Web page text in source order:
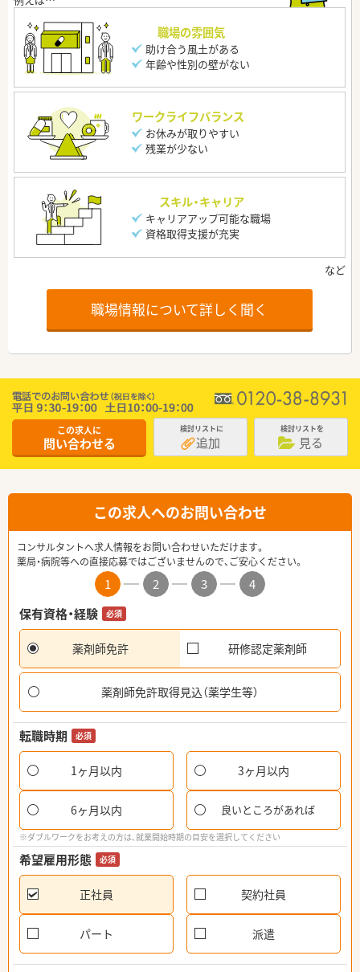
職場の雰囲気
助け合う風土がある
年齢や性別の壁がない
ワークライフバランス
お休みが取りやすい
残業が少ない
スキル・キャリア
キャリアアップ可能な職場
資格取得支援が充実
職場情報について詳しく聞く
この求人に
問い合わせる
検討リストに
追加
検討リストを
見る
この求人へのお問い合わせ
コンサルタントへ求人情報をお問い合わせいただけます。
薬局・病院等への直接応募ではございませんので、ご安心ください。
1 2 3
4
保有資格・経験
必須
薬剤師免許 研修認定薬剤師
薬剤師免許取得見込（薬学生等）
転職時期 必須
1ヶ月以内 3ヶ月以内
6ヶ月以内 良いところがあれば
※ダブルワークをお考えの方は、就業開始時期の目安を選択してください
希望雇用形態 必須
正社員 契約社員
パート 派遣